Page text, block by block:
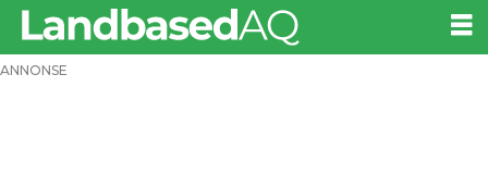
ANNONSE